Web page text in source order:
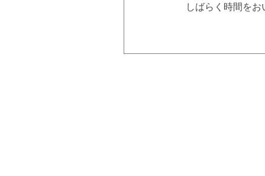
しばらく時間を